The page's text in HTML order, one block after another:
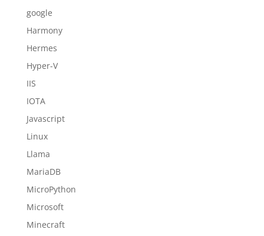
google
Harmony
Hermes
Hyper-V
IIS
IOTA
Javascript
Linux
Llama
MariaDB
MicroPython
Microsoft
Minecraft